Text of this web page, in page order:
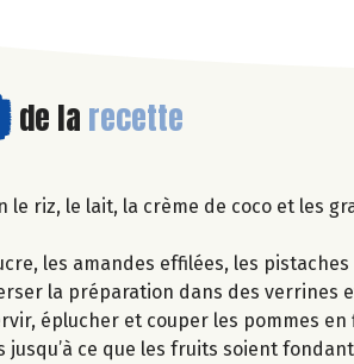
de la recette
le riz, le lait, la crème de coco et les
les amandes effilées, les
la préparation dans des verrines
éplucher et couper les pommes
jusqu’à ce que les fruits soient